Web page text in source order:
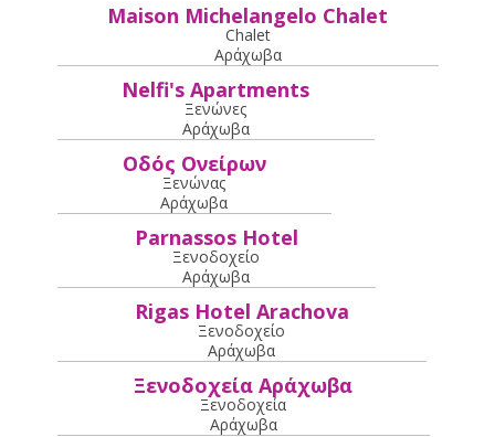
Maison Michelangelo Chalet
Chalet
Αράχωβα
Nelfi's Apartments
Ξενώνες
Αράχωβα
Οδός Ονείρων
Ξενώνας
Αράχωβα
Parnassos Hotel
Ξενοδοχείο
Αράχωβα
Rigas Hotel Arachova
Ξενοδοχείο
Αράχωβα
Ξενοδοχεία Αράχωβα
Ξενοδοχεία
Αράχωβα